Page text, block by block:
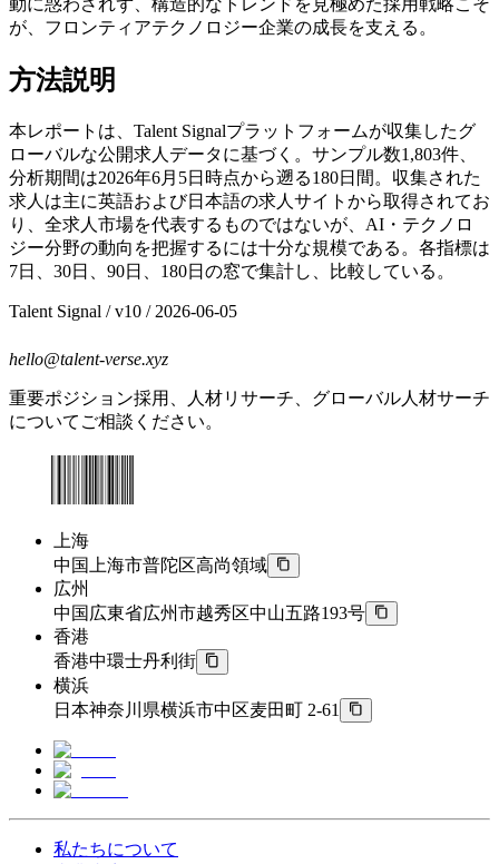
が、フロンティアテクノロジー企業の成長を支える。
方法説明
本レポートは、Talent Signalプラットフォームが収集したグ
ローバルな公開求人データに基づく。サンプル数1,803件、
分析期間は2026年6月5日時点から遡る180日間。収集された
求人は主に英語および日本語の求人サイトから取得されてお
り、全求人市場を代表するものではないが、AI・テクノロ
ジー分野の動向を把握するには十分な規模である。各指標は
7日、30日、90日、180日の窓で集計し、比較している。
Talent Signal / v10 / 2026-06-05
hello@talent-verse.xyz
重要ポジション採用、人材リサーチ、グローバル人材サーチ
についてご相談ください。
上海
中国上海市普陀区高尚領域
広州
中国広東省広州市越秀区中山五路193号
香港
香港中環士丹利街
横浜
日本神奈川県横浜市中区麦田町 2-61
私たちについて